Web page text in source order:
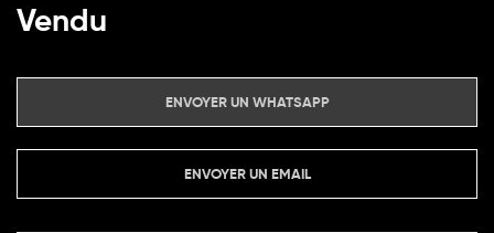
Vendu
ENVOYER UN WHATSAPP
ENVOYER UN EMAIL